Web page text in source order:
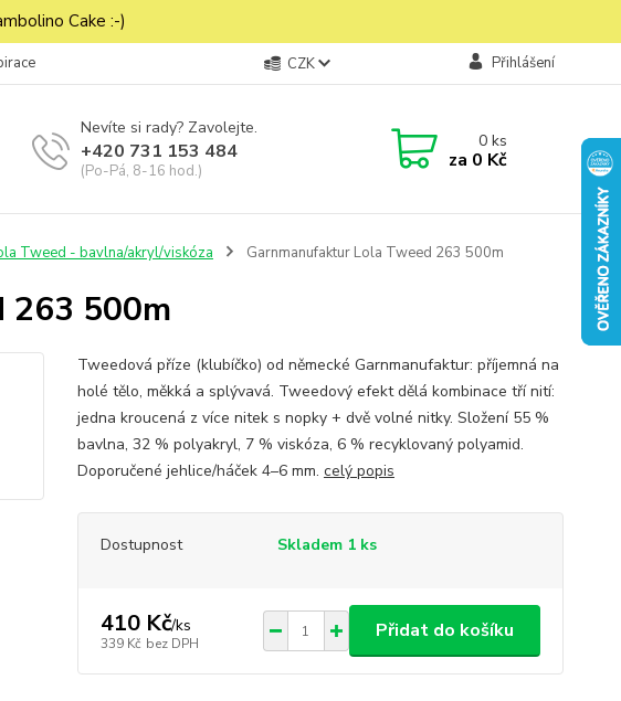
Cake :-)
CZK Přihlášení
Nevíte si rady? Zavolejte.
+420 731 153 484
(Po-Pá, 8-16 hod.)
0ks
za 0 Kč
Tweed - bavlna/akryl/viskóza Garnmanufaktur Lola Tweed 263 500m
263 500m
Tweedová příze (klubíčko) od německé Garnmanufaktur: příjemná na
holé tělo, měkká a splývavá. Tweedový efekt dělá kombinace tří nití:
jedna kroucená z více nitek s nopky + dvě volné nitky. Složení 55 %
bavlna, 32 % polyakryl, 7 % viskóza, 6 % recyklovaný polyamid.
Doporučené jehlice/háček 4–6 mm. celý popis
Dostupnost Skladem 1 ks
410 Kč/ks
339 Kč bez DPH
Přidat do košíku